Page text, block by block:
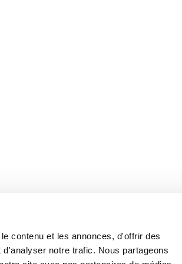
contenu et les annonces, d'offrir des
notre trafic. Nous partageons